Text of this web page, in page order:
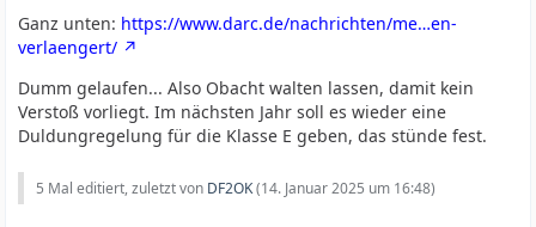
Ganz unten: https://www.darc.de/nachrichten/me…en-
verlaengert/
Dumm gelaufen... Also Obacht walten lassen, damit kein
Verstoß vorliegt. Im nächsten Jahr soll es wieder eine
Duldungregelung für die Klasse E geben, das stünde fest.
5 Mal editiert, zuletzt von DF2OK(14. Januar 2025 um 16:48)